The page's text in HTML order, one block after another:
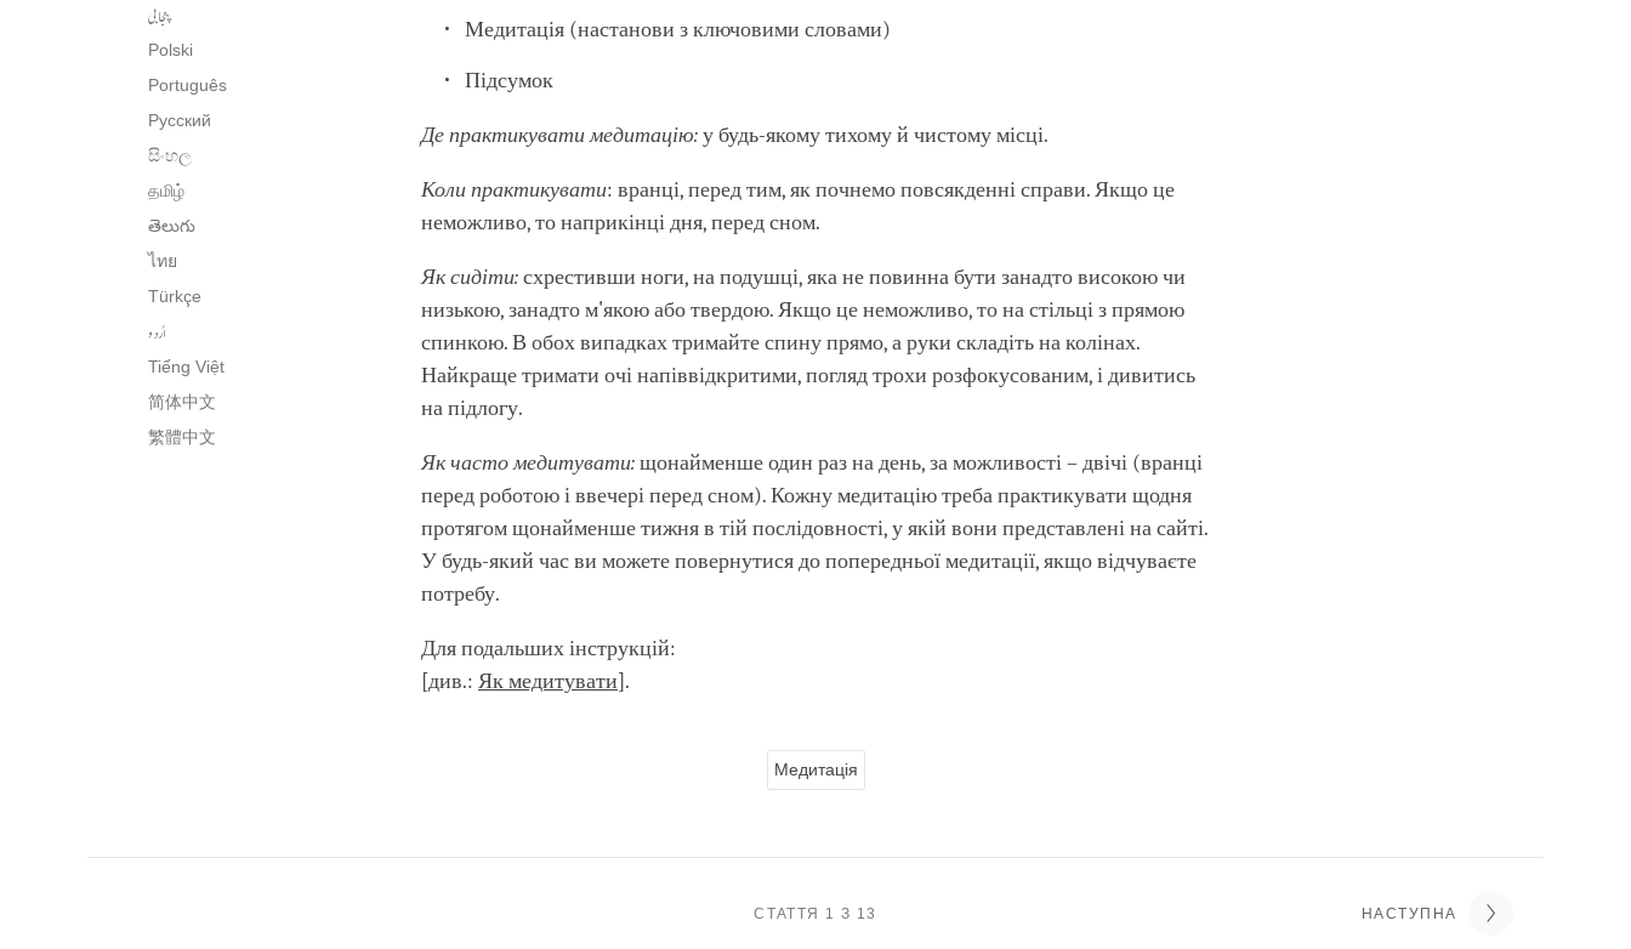
پنجابی
Polski
Português
Русский
සිංහල
தமிழ்
తెలుగు
ไทย
Türkçe
اُردو
Tiếng Việt
简体中文
繁體中文
Медитація (настанови з ключовими словами)
Підсумок
Де практикувати медитацію:у будь-якому тихому й чистому місці.
Коли практикувати: вранці, перед тим, як почнемо повсякденні справи. Якщо це
неможливо, то наприкінці дня, перед сном.
Як сидіти:схрестивши ноги, на подушці, яка не повинна бути занадто високою чи
низькою, занадто м'якою або твердою. Якщо це неможливо, то на стільці з прямою
спинкою. В обох випадках тримайте спину прямо, а руки складіть на колінах.
Найкраще тримати очі напіввідкритими, погляд трохи розфокусованим, і дивитись
на підлогу.
Як часто медитувати:щонайменше один раз на день, за можливості – двічі (вранці
перед роботою і ввечері перед сном). Кожну медитацію треба практикувати щодня
протягом щонайменше тижня в тій послідовності, у якій вони представлені на сайті.
У будь-який час ви можете повернутися до попередньої медитації, якщо відчуваєте
потребу.
Для подальших інструкцій:
[див.: Як медитувати].
Медитація
СТАТТЯ 1 З 13 НАСТУПНА